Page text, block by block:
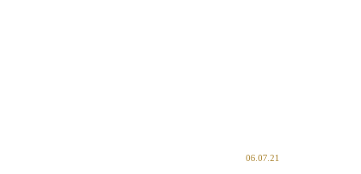
06.07.21